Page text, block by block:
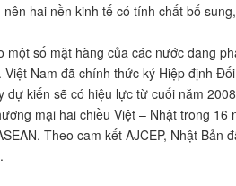
hai nền kinh tế có tính chất bổ
một số mặt hàng của các nước đang
Nam đã chính thức ký Hiệp định
dự kiến sẽ có hiệu lực từ cuối năm
mại hai chiều Việt – Nhật trong
Theo cam kết AJCEP, Nhật